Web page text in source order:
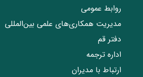
روابط عمومی
مدیریت همکاری‌های علمی بین‌المللی
دفتر قم
اداره ترجمه
ارتباط با مدیران